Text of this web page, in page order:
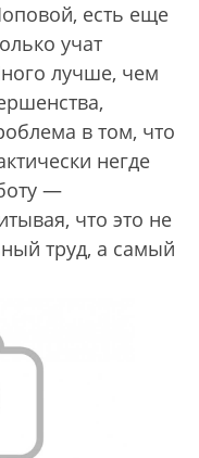
есть еще
учат
лучше, чем
в том, что
негде
—
что это не
труд, а самый